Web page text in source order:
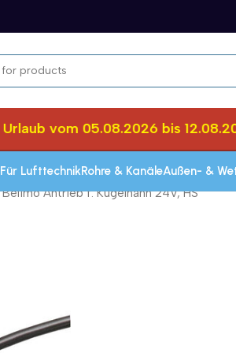
vom 05.08.2026 bis
LufttechnikRohre & KanäleAußen- &
Antrieb f. Kugelhahn 24V, HS